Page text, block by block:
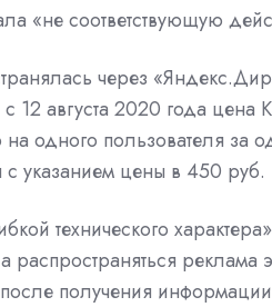
«не соответствующую
через
августа 2020 года цена
одного пользователя за
указанием цены в 450 руб.
технического
реклама
получения